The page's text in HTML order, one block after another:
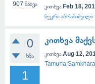
907 ნახვა კითხვა Feb 18,
ნუკრი აბრამიშვილი
0
ხმა
1
კითხვა
კითხვა Aug 12,
Tamuna